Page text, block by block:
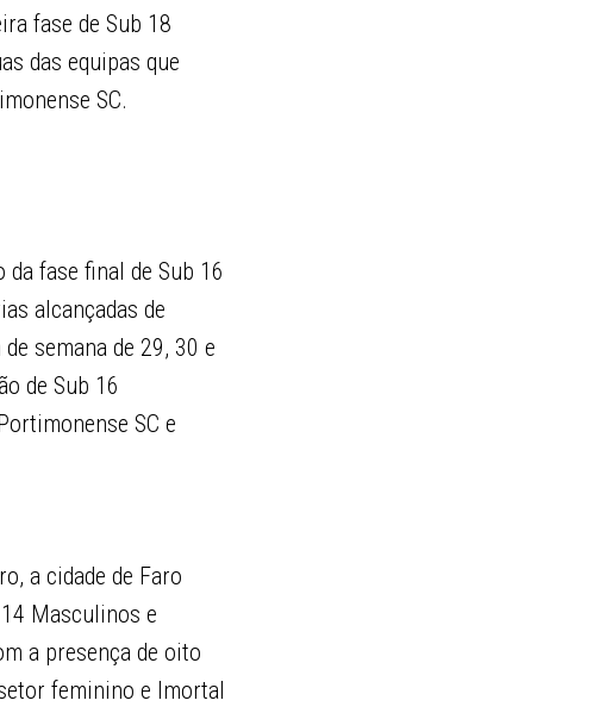
fase de Sub 18
das equipas que
SC.
da fase final de Sub 16
alcançadas de
semana de 29, 30 e
de Sub 16
SC e
a cidade de Faro
Masculinos e
a presença de oito
feminino e Imortal